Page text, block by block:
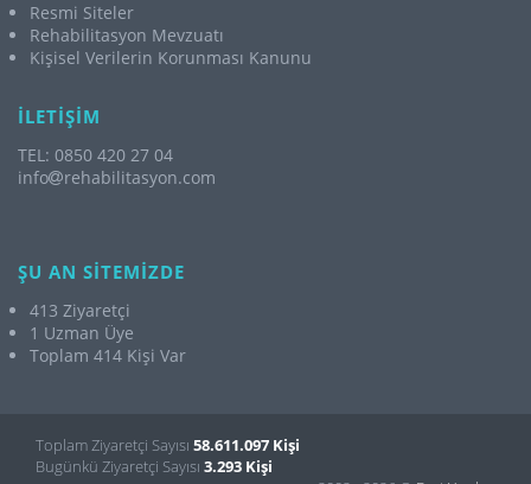
Resmi Siteler
Rehabilitasyon Mevzuatı
Kişisel Verilerin Korunması Kanunu
İLETİŞİM
TEL: 0850 420 27 04
info
rehabilitasyon.com
ŞU AN SİTEMİZDE
413 Ziyaretçi
1 Uzman Üye
Toplam 414 Kişi Var
Toplam Ziyaretçi Sayısı 58.611.097 Kişi
Bugünkü Ziyaretçi Sayısı 3.293 Kişi